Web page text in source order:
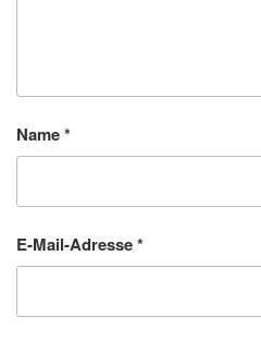
Name*
E-Mail-Adresse*